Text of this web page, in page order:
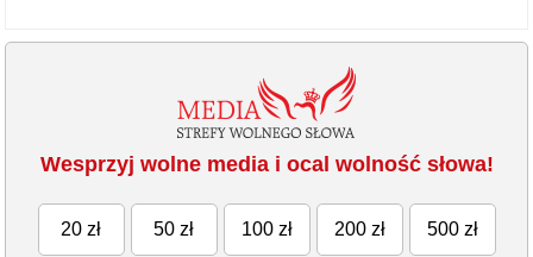
Wesprzyj wolne media i ocal wolność słowa!
20 zł 50 zł 100 zł 200 zł 500 zł